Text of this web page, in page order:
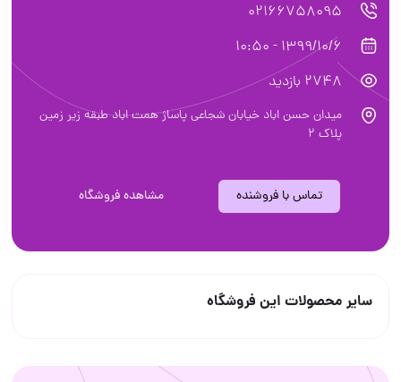
02166758095
1399/10/6 - 10:50
2748 بازدید
میدان حسن اباد خیابان شجاعی پاساژ همت اباد طبقه زیر زمین
پلاک ۲
تماس با فروشنده مشاهده فروشگاه
سایر محصولات این فروشگاه